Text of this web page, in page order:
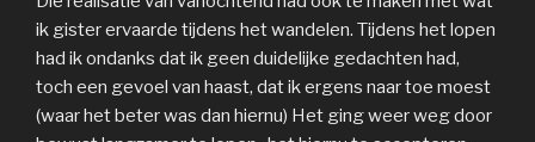
ik gister ervaarde tijdens het wandelen. Tijdens het lopen
had ik ondanks dat ik geen duidelijke gedachten had,
toch een gevoel van haast, dat ik ergens naar toe moest
(waar het beter was dan hiernu) Het ging weer weg door